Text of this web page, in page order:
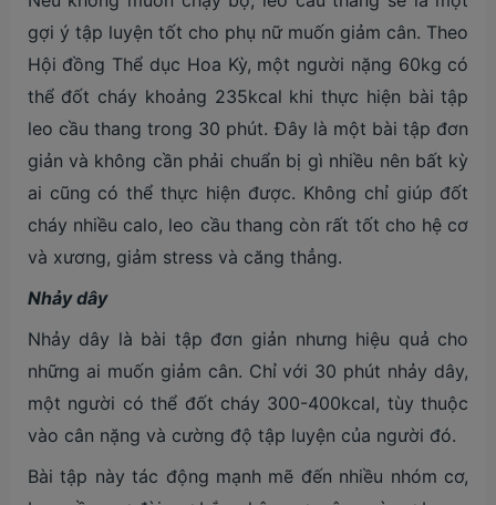
gợi ý tập luyện tốt cho phụ nữ muốn giảm cân. Theo
Hội đồng Thể dục Hoa Kỳ, một người nặng 60kg có
thể đốt cháy khoảng 235kcal khi thực hiện bài tập
leo cầu thang trong 30 phút. Đây là một bài tập đơn
giản và không cần phải chuẩn bị gì nhiều nên bất kỳ
ai cũng có thể thực hiện được. Không chỉ giúp đốt
cháy nhiều calo, leo cầu thang còn rất tốt cho hệ cơ
và xương, giảm stress và căng thẳng.
Nhảy dây
Nhảy dây là bài tập đơn giản nhưng hiệu quả cho
những ai muốn giảm cân. Chỉ với 30 phút nhảy dây,
một người có thể đốt cháy 300-400kcal, tùy thuộc
vào cân nặng và cường độ tập luyện của người đó.
Bài tập này tác động mạnh mẽ đến nhiều nhóm cơ,